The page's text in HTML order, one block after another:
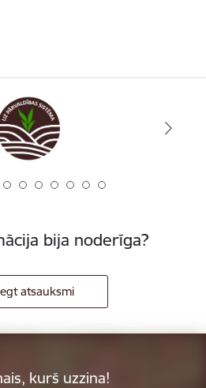
bija noderīga?
atsauksmi
kurš uzzina!